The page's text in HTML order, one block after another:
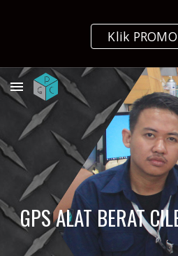
Skip to main content
Klik
GPS ALAT BERAT